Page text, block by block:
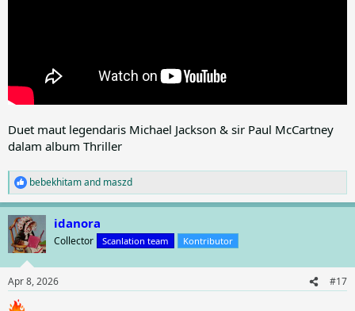
Duet maut legendaris Michael Jackson & sir Paul McCartney
dalam album Thriller
R
e
a
c
t
i
s
:
bebekhitamand maszd
idanora
Collector Scanlation team Kontributor
Apr 8, 2026 #17